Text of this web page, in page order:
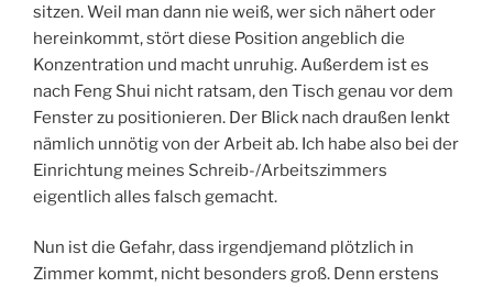
sitzen. Weil man dann nie weiß, wer sich nähert oder
hereinkommt, stört diese Position angeblich die
Konzentration und macht unruhig. Außerdem ist es
nach Feng Shui nicht ratsam, den Tisch genau vor dem
Fenster zu positionieren. Der Blick nach draußen lenkt
nämlich unnötig von der Arbeit ab. Ich habe also bei der
Einrichtung meines Schreib-/Arbeitszimmers
eigentlich alles falsch gemacht.
Nun ist die Gefahr, dass irgendjemand plötzlich in
Zimmer kommt, nicht besonders groß. Denn erstens